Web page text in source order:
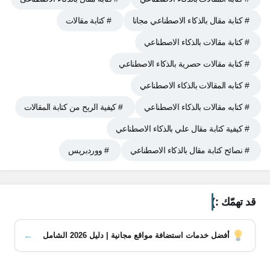
# كتابة مقال بالذكاء الاصطناعي مجانا # كتابة مقالات
# كتابة مقالات بالذكاء الاصطناعي
# كتابة مقالات حصرية بالذكاء الاصطناعي
# كتابه المقالات بالذكاء الاصطناعي
# كتابه مقالات بالذكاء الاصطناعي # كيفية الربح من كتابة المقالات
# كيفية كتابة مقال علي بالذكاء الاصطناعي
# نصائح كتابة مقال بالذكاء الاصطناعي # ووردبريس
قد تهمّك :)
أفضل خدمات استضافة مواقع مجانية | دليل 2026 الشامل ←